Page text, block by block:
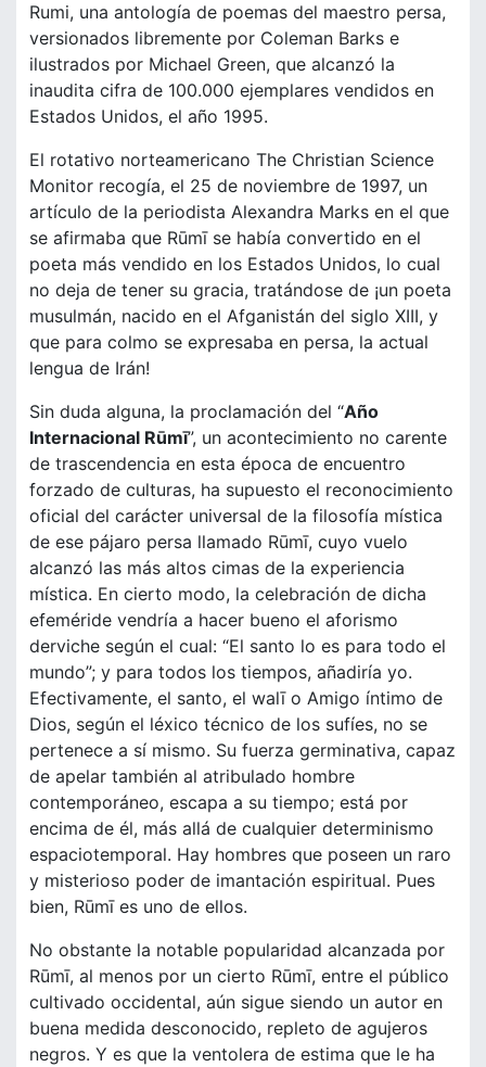
Rumi, una antología de poemas del maestro persa,
versionados libremente por Coleman Barks e
ilustrados por Michael Green, que alcanzó la
inaudita cifra de 100.000 ejemplares vendidos en
Estados Unidos, el año 1995.
El rotativo norteamericano The Christian Science
Monitor recogía, el 25 de noviembre de 1997, un
artículo de la periodista Alexandra Marks en el que
se afirmaba que Rūmī se había convertido en el
poeta más vendido en los Estados Unidos, lo cual
no deja de tener su gracia, tratándose de ¡un poeta
musulmán, nacido en el Afganistán del siglo XIII, y
que para colmo se expresaba en persa, la actual
lengua de Irán!
Sin duda alguna, la proclamación del “Año
Internacional Rūmī”, un acontecimiento no carente
de trascendencia en esta época de encuentro
forzado de culturas, ha supuesto el reconocimiento
oficial del carácter universal de la filosofía mística
de ese pájaro persa llamado Rūmī, cuyo vuelo
alcanzó las más altos cimas de la experiencia
mística. En cierto modo, la celebración de dicha
efeméride vendría a hacer bueno el aforismo
derviche según el cual: “El santo lo es para todo el
mundo”; y para todos los tiempos, añadiría yo.
Efectivamente, el santo, el walī o Amigo íntimo de
Dios, según el léxico técnico de los sufíes, no se
pertenece a sí mismo. Su fuerza germinativa, capaz
de apelar también al atribulado hombre
contemporáneo, escapa a su tiempo; está por
encima de él, más allá de cualquier determinismo
espaciotemporal. Hay hombres que poseen un raro
y misterioso poder de imantación espiritual. Pues
bien, Rūmī es uno de ellos.
No obstante la notable popularidad alcanzada por
Rūmī, al menos por un cierto Rūmī, entre el público
cultivado occidental, aún sigue siendo un autor en
buena medida desconocido, repleto de agujeros
negros. Y es que la ventolera de estima que le ha